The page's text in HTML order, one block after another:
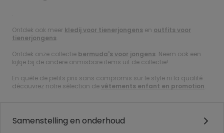
.
Ontdek ook meer kledij voor tienerjongens en outfits voor
tienerjongens.
Ontdek onze collectie bermuda's voor jongens. Neem ook een
kijkje bij de andere onmisbare items uit de collectie!
En quête de petits prix sans compromis sur le style ni la qualité :
découvrez notre sélection devêtements enfant en promotion.
Samenstelling en onderhoud